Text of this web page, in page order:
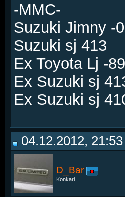
-MMC-
Suzuki Jimny -
Suzuki sj 413
Ex Toyota Lj -89
Ex Suzuki sj
Ex Suzuki sj
04.12.2012, 21:53
D_Bar
Konkari